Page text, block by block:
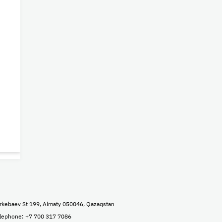
St 199, Almaty 050046, Qazaqstan
+7 700 317 7086